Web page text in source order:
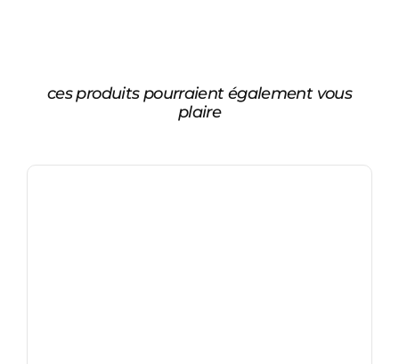
ces produits pourraient également vous
plaire